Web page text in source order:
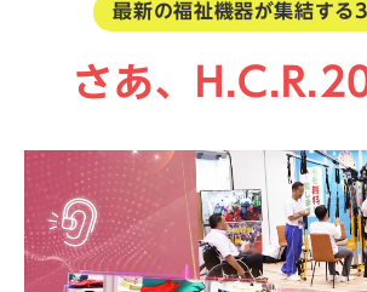
最新の福祉機器が集結する3
さあ、